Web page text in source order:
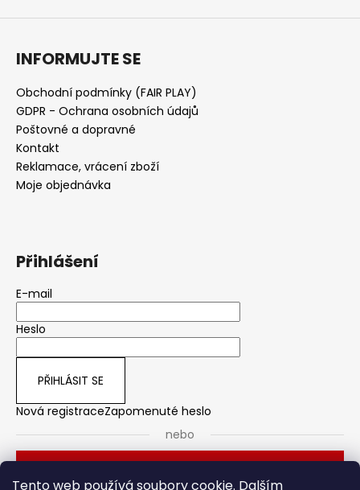
Tento web používá soubory cookie. Dalším
INFORMUJTE SE
Obchodní podmínky (FAIR PLAY)
GDPR - Ochrana osobních údajů
Poštovné a dopravné
Kontakt
Reklamace, vrácení zboží
Moje objednávka
Přihlášení
E-mail
Heslo
PŘIHLÁSIT SE
Nová registraceZapomenuté heslo
nebo